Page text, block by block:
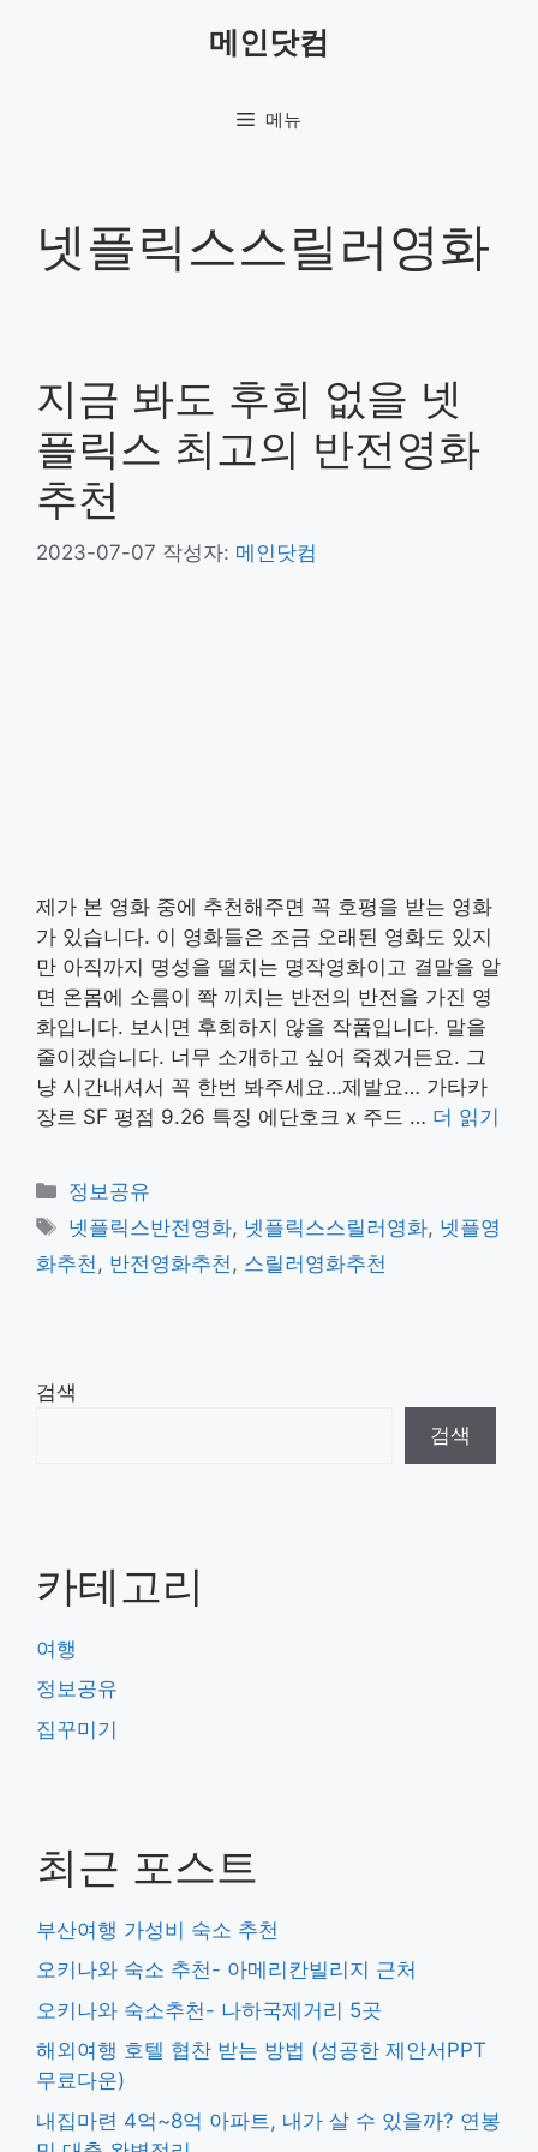
메인닷컴
메뉴
넷플릭스스릴러영화
지금 봐도 후회 없을 넷
플릭스 최고의 반전영화
추천
2023-07-07 작성자: 메인닷컴
제가 본 영화 중에 추천해주면 꼭 호평을 받는 영화
가 있습니다. 이 영화들은 조금 오래된 영화도 있지
만 아직까지 명성을 떨치는 명작영화이고 결말을 알
면 온몸에 소름이 쫙 끼치는 반전의 반전을 가진 영
화입니다. 보시면 후회하지 않을 작품입니다. 말을
줄이겠습니다. 너무 소개하고 싶어 죽겠거든요. 그
냥 시간내셔서 꼭 한번 봐주세요…제발요… 가타카
장르 SF 평점 9.26 특징 에단호크 x 주드 … 더 읽기
카
테
고
리
정보공유
태
그
넷플릭스반전영화, 넷플릭스스릴러영화, 넷플영
화추천 , 반전영화추천 , 스릴러영화추천
검색
검색
카테고리
여행
정보공유
집꾸미기
최근 포스트
부산여행 가성비 숙소 추천
오키나와 숙소 추천- 아메리칸빌리지 근처
오키나와 숙소추천- 나하국제거리 5곳
해외여행 호텔 협찬 받는 방법 (성공한 제안서PPT
무료다운)
내집마련 4억~8억 아파트, 내가 살 수 있을까? 연봉